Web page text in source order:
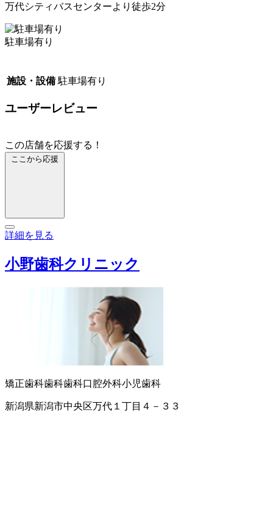
万代シティバスセンターより徒歩2分
駐車場有り
施設・設備 駐車場有り
ユーザーレビュー
この店舗を応援する！
ここから応援
詳細を見る
小野歯科クリニック
矯正歯科歯科歯科口腔外科小児歯科
新潟県新潟市中央区万代１丁目４－３３